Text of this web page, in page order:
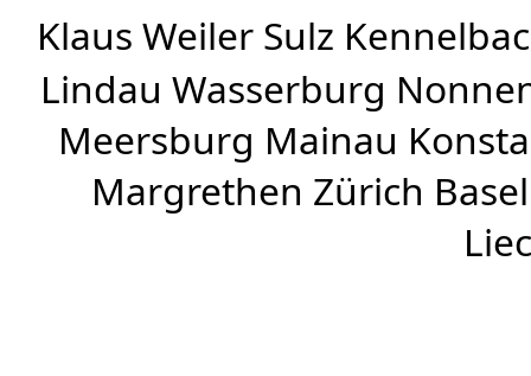
Klaus Weiler Sulz
Lindau Wasserburg
Meersburg Mainau
Margrethen Zürich